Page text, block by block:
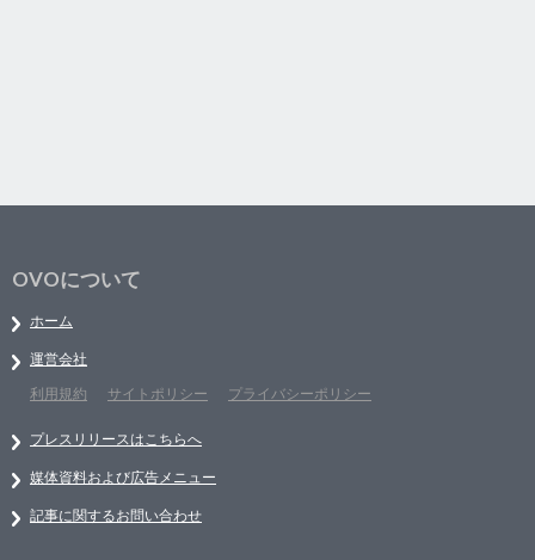
OVOについて
ホーム
運営会社
利用規約
サイトポリシー プライバシーポリシー
プレスリリースはこちらへ
媒体資料および広告メニュー
記事に関するお問い合わせ